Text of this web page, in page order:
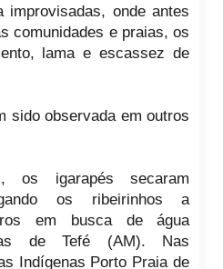
improvisadas, onde antes
comunidades e praias, os
lama e escassez de
sido observada em outros
os igarapés secaram
os ribeirinhos a
em busca de água
de Tefé (AM). Nas
Indígenas Porto Praia de